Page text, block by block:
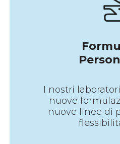
I nostri
nuove
nuove linee di